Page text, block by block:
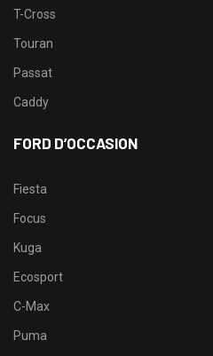
T-Cross
Touran
Passat
Caddy
FORD D’OCCASION
Fiesta
Focus
Kuga
Ecosport
C-Max
Puma